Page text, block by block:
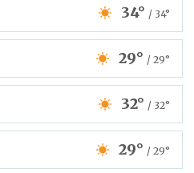
34° / 34°
29° / 29°
32° / 32°
29° / 29°